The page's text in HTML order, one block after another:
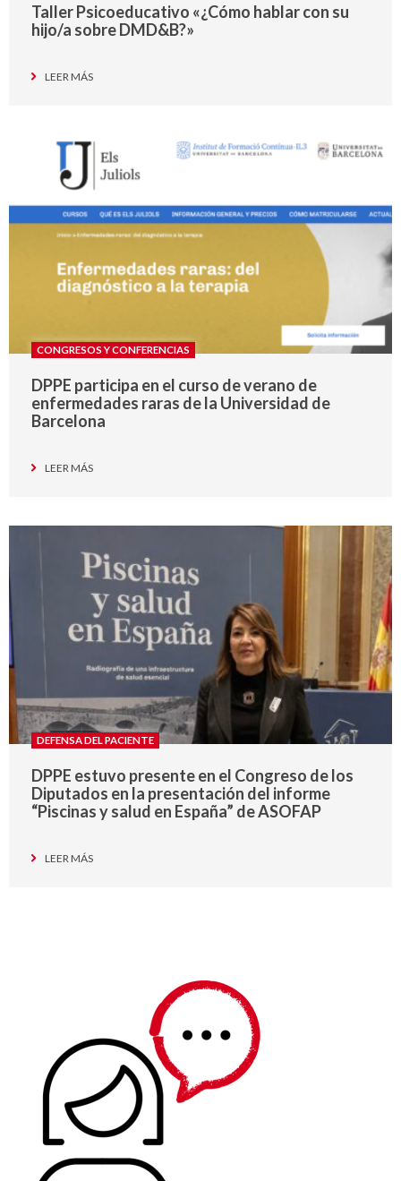
Taller Psicoeducativo «¿Cómo hablar con su
hijo/a sobre DMD&B?»
LEER MÁS
CONGRESOS Y CONFERENCIAS
DPPE participa en el curso de verano de
enfermedades raras de la Universidad de
Barcelona
LEER MÁS
DEFENSA DEL PACIENTE
DPPE estuvo presente en el Congreso de los
Diputados en la presentación del informe
“Piscinas y salud en España” de ASOFAP
LEER MÁS